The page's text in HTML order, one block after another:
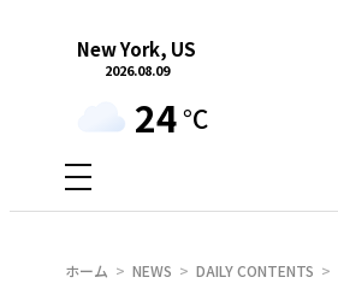
New York, US
2026.08.09
24°C
ホーム NEWS DAILY CONTENTS